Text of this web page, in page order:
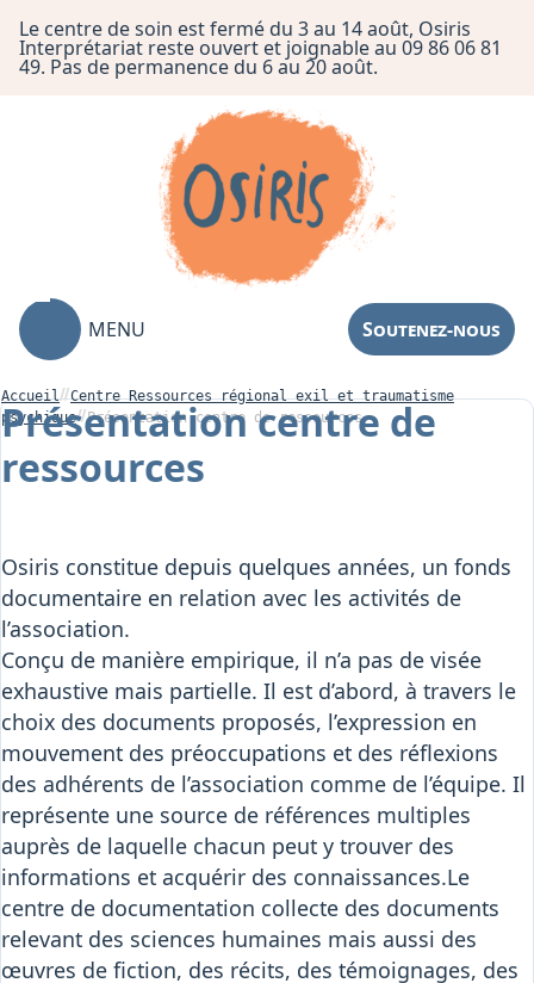
Le centre de soin est fermé du 3 au 14 août, Osiris
Interprétariat reste ouvert et joignable au 09 86 06 81
49. Pas de permanence du 6 au 20 août.
MENU Soutenez-nous
Association
Interprétariat
Centre
Ressources
Accueil
Centre Ressources régional exil et traumatisme
psychique
Présentation centre de ressources
Présentation centre de
ressources
Osiris constitue depuis quelques années, un fonds
documentaire en relation avec les activités de
l’association.
Conçu de manière empirique, il n’a pas de visée
exhaustive mais partielle. Il est d’abord, à travers le
choix des documents proposés, l’expression en
mouvement des préoccupations et des réflexions
des adhérents de l’association comme de l’équipe. Il
représente une source de références multiples
auprès de laquelle chacun peut y trouver des
informations et acquérir des connaissances.Le
centre de documentation collecte des documents
relevant des sciences humaines mais aussi des
œuvres de fiction, des récits, des témoignages, des